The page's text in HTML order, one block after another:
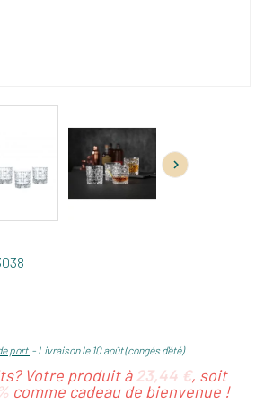

port Livraison le 10 août (congés d'été)
Votre produit à 23,44 €, soit
comme cadeau de bienvenue !